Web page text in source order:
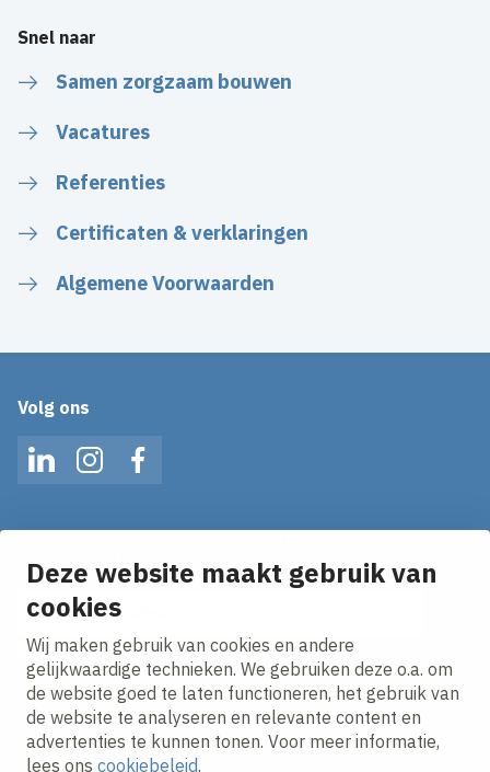
Deze website maakt gebruik van
cookies
Wij maken gebruik van cookies en andere
gelijkwaardige technieken. We gebruiken deze o.a. om
de website goed te laten functioneren, het gebruik van
de website te analyseren en relevante content en
advertenties te kunnen tonen. Voor meer informatie,
lees ons cookiebeleid.
Snel naar
Samen zorgzaam bouwen
Vacatures
Referenties
Certificaten & verklaringen
Algemene Voorwaarden
Volg ons
LinkedInInstagramFacebook
en ontvang het laatste nieuws direct in je inbox!
E-mailadres
Ik ga akkoord met hetprivacy statement.